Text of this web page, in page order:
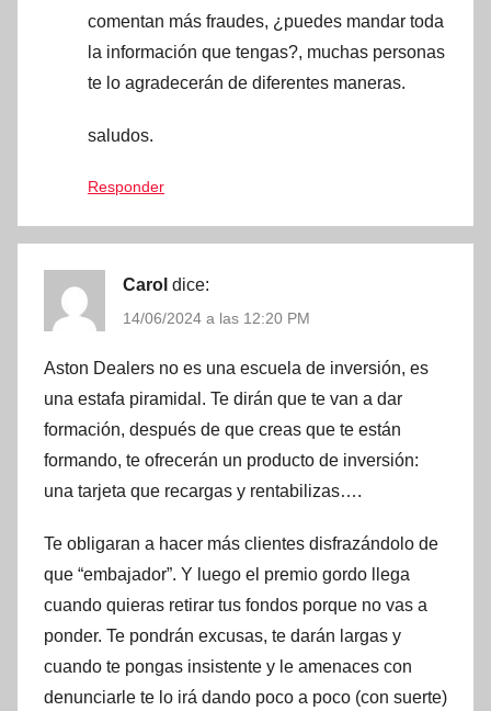
comentan más fraudes, ¿puedes mandar toda
la información que tengas?, muchas personas
te lo agradecerán de diferentes maneras.
saludos.
Responder
Carol dice:
14/06/2024 a las 12:20 PM
Aston Dealers no es una escuela de inversión, es
una estafa piramidal. Te dirán que te van a dar
formación, después de que creas que te están
formando, te ofrecerán un producto de inversión:
una tarjeta que recargas y rentabilizas….
Te obligaran a hacer más clientes disfrazándolo de
que “embajador”. Y luego el premio gordo llega
cuando quieras retirar tus fondos porque no vas a
ponder. Te pondrán excusas, te darán largas y
cuando te pongas insistente y le amenaces con
denunciarle te lo irá dando poco a poco (con suerte)